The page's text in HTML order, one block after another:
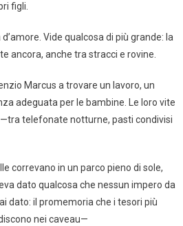
figli.
Vide qualcosa di più grande: la
ancora, anche tra stracci e rovine.
Marcus a trovare un lavoro, un
adeguata per le bambine. Le loro vite
telefonate notturne, pasti condivisi
correvano in un parco pieno di sole,
dato qualcosa che nessun impero da
dato: il promemoria che i tesori più
nei caveau—